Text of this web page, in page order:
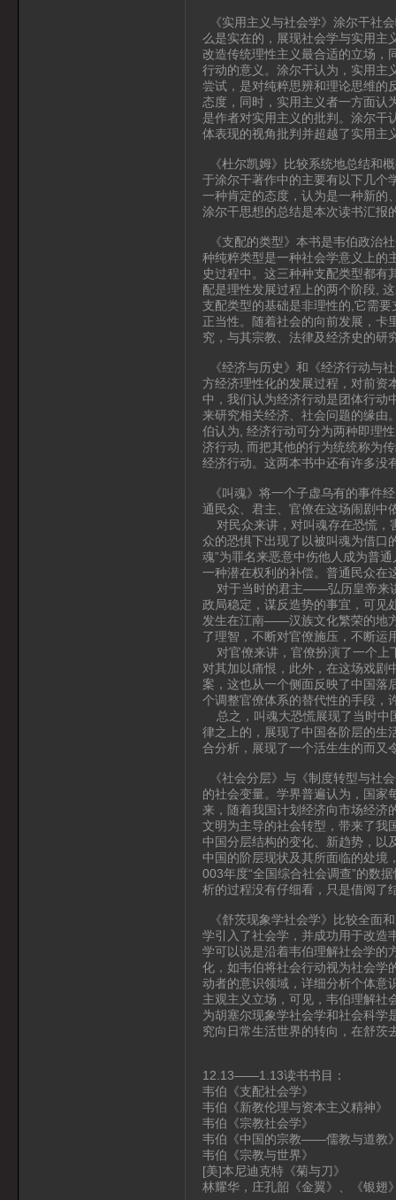
《实用主义与社会学》涂尔干社
么是实在的，展现社会学与实用主
改造传统理性主义最合适的立场，
行动的意义。涂尔干认为，实用主
尝试，是对纯粹思辨和理论思维的
态度，同时，实用主义者一方面认
是作者对实用主义的批判。涂尔干
体表现的视角批判并超越了实用主
《杜尔凯姆》比较系统地总结和
于涂尔干著作中的主要有以下几个
一种肯定的态度，认为是一种新的
涂尔干思想的总结是本次读书汇报
《支配的类型》本书是韦伯政治
种纯粹类型是一种社会学意义上的
史过程中。这三种种支配类型都有
配是理性发展过程上的两个阶段,
支配类型的基础是非理性的,它需
正当性。随着社会的向前发展，卡
究，与其宗教、法律及经济史的研
《经济与历史》和《经济行动与
方经济理性化的发展过程，对前资
中，我们认为经济行动是团体行动
来研究相关经济、社会问题的缘由
伯认为, 经济行动可分为两种即理
济行动, 而把其他的行为统统称为
经济行动。这两本书中还有许多没
《叫魂》将一个子虚乌有的事件
通民众、君主、官僚在这场闹剧中
对民众来讲，对叫魂存在恐慌，
众的恐惧下出现了以被叫魂为借口
魂”为罪名来恶意中伤他人成为普
一种潜在权利的补偿。普通民众在
对于当时的君主——弘历皇帝来讲
政局稳定，谋反造势的事宜，可见
发生在江南——汉族文化繁荣的地
了理智，不断对官僚施压，不断运
对官僚来讲，官僚扮演了一个上
对其加以痛恨，此外，在这场戏剧
案，这也从一个侧面反映了中国落
个调整官僚体系的替代性的手段，
总之，叫魂大恐慌展现了当时中
律之上的，展现了中国各阶层的生
合分析，展现了一个活生生的而又
《社会分层》与《制度转型与社
的社会变量。学界普遍认为，国家
来，随着我国计划经济向市场经济
文明为主导的社会转型，带来了我
中国分层结构的变化、新趋势，以
中国的阶层现状及其所面临的处境
003年度“全国综合社会调查”的数
析的过程没有仔细看，只是借阅了
《舒茨现象学社会学》比较全面
学引入了社会学，并成功用于改造
学可以说是沿着韦伯理解社会学的
化，如韦伯将社会行动视为社会学
动者的意识领域，详细分析个体意
主观主义立场，可见，韦伯理解社
为胡塞尔现象学社会学和社会科学
究向日常生活世界的转向，在舒茨
12.13——1.13读书书目：
韦伯《支配社会学》
韦伯《新教伦理与资本主义精神》
韦伯《宗教社会学》
韦伯《中国的宗教——儒教与道教
韦伯《宗教与世界》
[美]本尼迪克特《菊与刀》
林耀华，庄孔韶《金翼》、《银翅